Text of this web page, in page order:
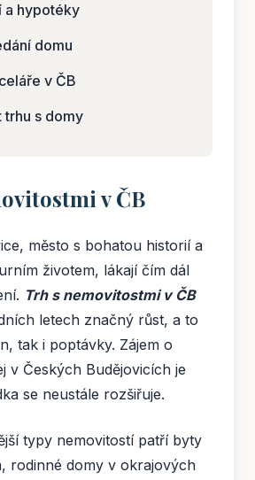
a hypotéky
domu
v ČB
trhu s domy
v ČB
město s bohatou historií a
životem, lákají čím dál
Trh s nemovitostmi v ČB
letech značný růst, a to
tak i poptávky. Zájem o
v Českých Budějovicích je
se neustále rozšiřuje.
typy nemovitostí patří byty
rodinné domy v okrajových